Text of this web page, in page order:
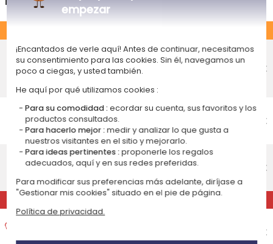
Entrega económico en punto de
recogida
Recepción prevista el
Jueves 13 de agosto 2026
6,75 €
Entrega económico a domicilio
Recepción prevista el
Jueves 13 de agosto 2026
6,95 €
Entrega estándar a domicilio
Recepción prevista el
Lunes 10 de agosto 2026
10,95 €
EXPRÉS
Entrega exprés a domicilio
16,95 €
empezar
¡Encantados de verle aquí! Antes de continuar, necesitamos
su consentimiento para las cookies. Sin él, navegamos un
poco a ciegas, y usted también.
He aquí por qué utilizamos cookies :
Para su comodidad : ecordar su cuenta, sus favoritos y los
productos consultados.
Para hacerlo mejor :medir y analizar lo que gusta a
nuestros visitantes en el sitio y mejorarlo.
Para ideas pertinentes :proponerle los regalos
adecuados, aquí y en sus redes preferidas.
Para modificar sus preferencias más adelante, diríjase a
"Gestionar mis cookies" situado en el pie de página.
Política de privacidad.